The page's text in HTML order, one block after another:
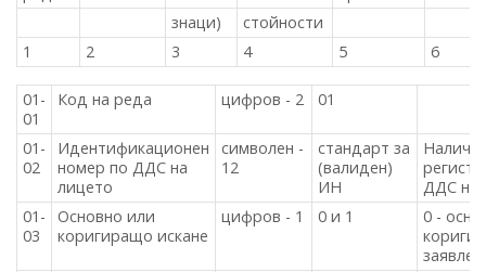
знаци)
стойности
1
2 3 4 5 6
01-
01
Код на реда цифров - 2 01
01-
02
Идентификационен
номер по ДДС на
лицето
символен -
12
стандарт за
(валиден)
ИН
ДДС на
01-
03
Основно или
коригиращо искане
цифров - 1 0 и 1
0 -